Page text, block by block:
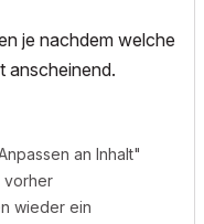
je nachdem welche
anscheinend.
an Inhalt"
vorher
wieder ein